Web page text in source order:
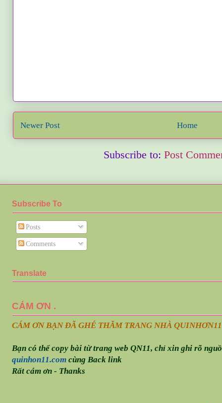
Newer Post Home
Subscribe to: Post
Subscribe To
Posts
Comments
Translate
CÁM ƠN .
CÁM ƠN BẠN ĐÃ GHÉ THĂM TRANG NHÀ QUINHƠN
Bạn có thể copy bài từ trang web QN11, chỉ xin ghi rõ
quinhon11.comcùng Back link
Rất cám ơn - Thanks